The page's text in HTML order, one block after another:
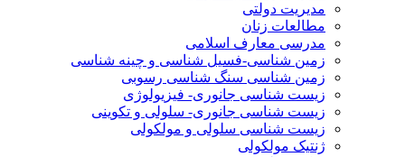
مدیریت دولتی
مطالعات زنان
مدرسی معارف اسلامی
زمین شناسی-فسیل شناسی و چینه شناسی
زمین شناسی سنگ شناسی رسوبی
زیست شناسی جانوری- فیزیولوژی
زیست شناسی جانوری- سلولی و تکوینی
زیست شناسی سلولی و مولکولی
ژنتیک مولکولی